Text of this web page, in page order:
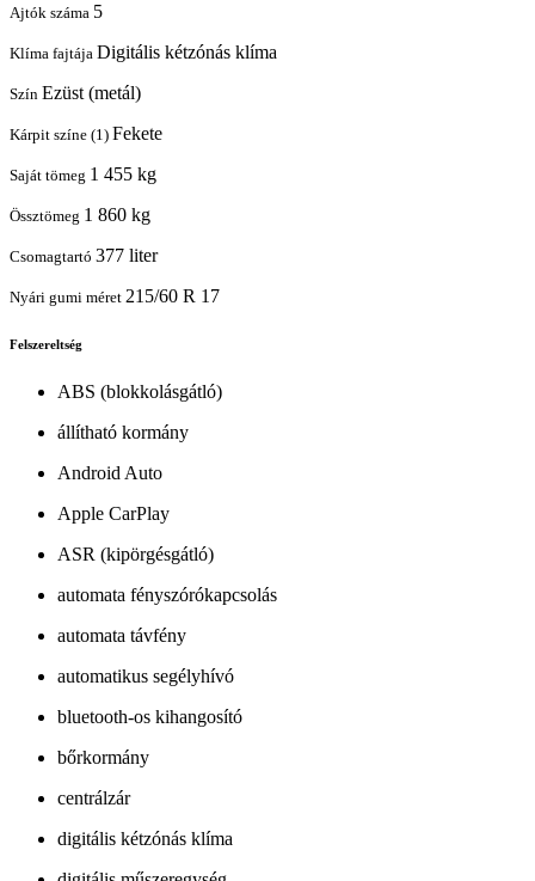
Ajtók száma 5
Klíma fajtája Digitális kétzónás klíma
Szín Ezüst (metál)
Kárpit színe (1) Fekete
Saját tömeg 1 455 kg
Össztömeg 1 860 kg
Csomagtartó 377 liter
Nyári gumi méret 215/60 R 17
Felszereltség
ABS (blokkolásgátló)
állítható kormány
Android Auto
Apple CarPlay
ASR (kipörgésgátló)
automata fényszórókapcsolás
automata távfény
automatikus segélyhívó
bluetooth-os kihangosító
bőrkormány
centrálzár
digitális kétzónás klíma